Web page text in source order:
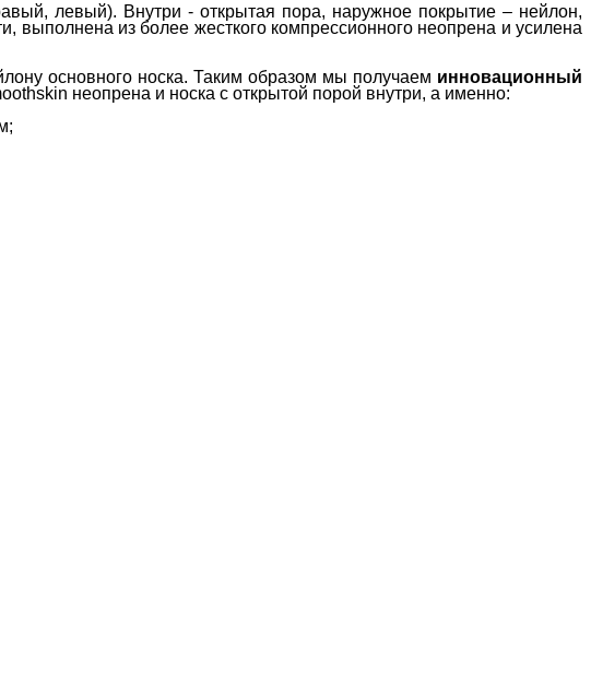
левый). Внутри - открытая пора, наружное покрытие – нейлон,
выполнена из более жесткого компрессионного неопрена и усилена
основного носка. Таким образом мы получаем инновационный
неопрена и носка с открытой порой внутри, а именно: